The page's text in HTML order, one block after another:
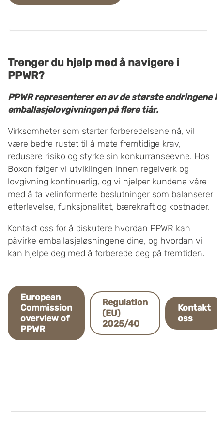
Trenger du hjelp med å navigere i
PPWR?
PPWR representerer en av de største endringene i
emballasjelovgivningen på flere tiår.
Virksomheter som starter forberedelsene nå, vil
være bedre rustet til å møte fremtidige krav,
redusere risiko og styrke sin konkurranseevne. Hos
Boxon følger vi utviklingen innen regelverk og
lovgivning kontinuerlig, og vi hjelper kundene våre
med å ta velinformerte beslutninger som balanserer
etterlevelse, funksjonalitet, bærekraft og kostnader.
Kontakt oss for å diskutere hvordan PPWR kan
påvirke emballasjeløsningene dine, og hvordan vi
kan hjelpe deg med å forberede deg på fremtiden.
European
Commission
overview of
PPWR
Regulation
(EU)
2025/40
Kontakt
oss